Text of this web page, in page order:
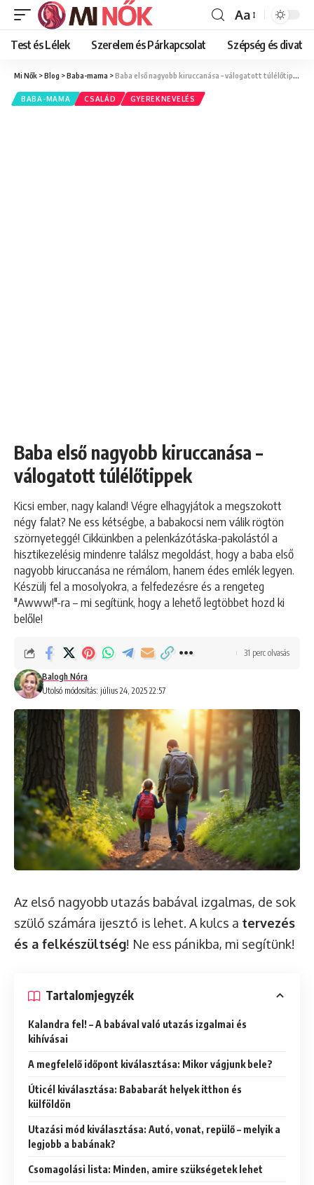
Font
Resizer
Aa
Test és Lélek Szerelem és Párkapcsolat Szépség és divat
Mi Nők >Blog >Baba-mama >Baba első nagyobb kiruccanása – válogatott túlélőtippek
BABA-MAMA CSALÁD GYEREKNEVELÉS
Baba első nagyobb kiruccanása –
válogatott túlélőtippek
Kicsi ember, nagy kaland! Végre elhagyjátok a megszokott
négy falat? Ne ess kétségbe, a babakocsi nem válik rögtön
szörnyeteggé! Cikkünkben a pelenkázótáska-pakolástól a
hisztikezelésig mindenre találsz megoldást, hogy a baba első
nagyobb kiruccanása ne rémálom, hanem édes emlék legyen.
Készülj fel a mosolyokra, a felfedezésre és a rengeteg
"Awww!"-ra – mi segítünk, hogy a lehető legtöbbet hozd ki
belőle!
Utolsó módosítás: július 24, 2025 22:57
Balogh Nóra
31 perc olvasás
Az első nagyobb utazás babával izgalmas, de sok
szülő számára ijesztő is lehet. A kulcs a tervezés
és a felkészültség! Ne ess pánikba, mi segítünk!
Tartalomjegyzék
Kalandra fel! – A babával való utazás izgalmai és
kihívásai
A megfelelő időpont kiválasztása: Mikor vágjunk bele?
Úticél kiválasztása: Bababarát helyek itthon és
külföldön
Utazási mód kiválasztása: Autó, vonat, repülő – melyik a
legjobb a babának?
Csomagolási lista: Minden, amire szükségetek lehet